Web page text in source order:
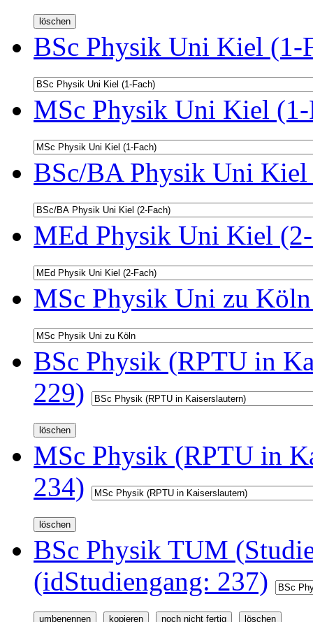
BSc Physik Uni Kiel (1-
MSc Physik Uni Kiel
BSc/BA Physik Uni Kiel
MEd Physik Uni Kiel
MSc Physik Uni zu
BSc Physik (RPTU in
229)
MSc Physik (RPTU in
234)
BSc Physik TUM
(idStudiengang: 237)